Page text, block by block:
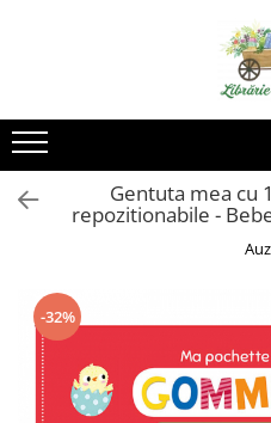
Gentuta mea cu
repozitionabile -
-32%